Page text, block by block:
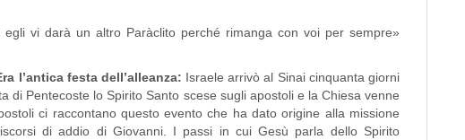
vi darà un altro Paràclito perché rimanga con voi per sempre»
l’antica festa dell’alleanza: Israele arrivò al Sinai cinquanta giorni
di Pentecoste lo Spirito Santo scese sugli apostoli e la Chiesa venne
ci raccontano questo evento che ha dato origine alla missione
di addio di Giovanni. I passi in cui Gesù parla dello Spirito